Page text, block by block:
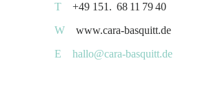
T+49 151. 68 11 79 40
Wwww.cara-basquitt.de
E
hallo@cara-basquitt.de